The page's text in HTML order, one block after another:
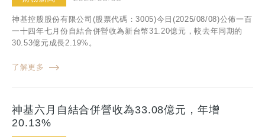
神基控股股份有限公司(股票代碼：3005)今日(2025/08/08)公佈一百
一十四年七月份自結合併營收為新台幣31.20億元，較去年同期的
30.53億元成長2.19%。
了解更多
神基六月自結合併營收為33.08億元，年增
20.13%